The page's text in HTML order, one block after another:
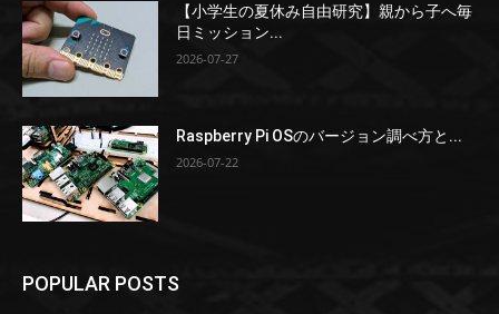
【小学生の夏休み自由研究】親から子へ毎
日ミッション...
2026-07-27
Raspberry Pi OSのバージョン調べ方と...
2026-07-22
POPULAR POSTS